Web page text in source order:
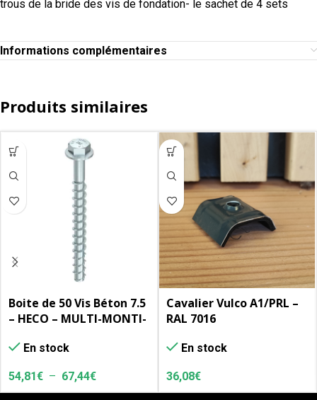
trous de la bride des vis de fondation- le sachet de 4 sets
Informations complémentaires
Produits similaires
Boite de 50 Vis Béton 7.5
– HECO – MULTI-MONTI-
hexagonale avec
En stock
54,81€ – 67,44€
Cavalier Vulco A1/PRL –
RAL 7016
En stock
36,08€